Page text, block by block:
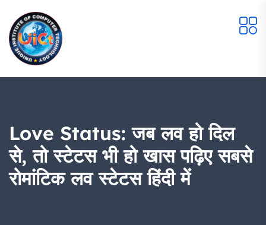
Love Status: जब लव हो दिल
से, तो स्टेटस भी हो खास पढ़िए सबसे
रोमांटिक लव स्टेटस हिंदी में